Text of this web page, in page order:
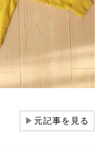
▶元記事を見る